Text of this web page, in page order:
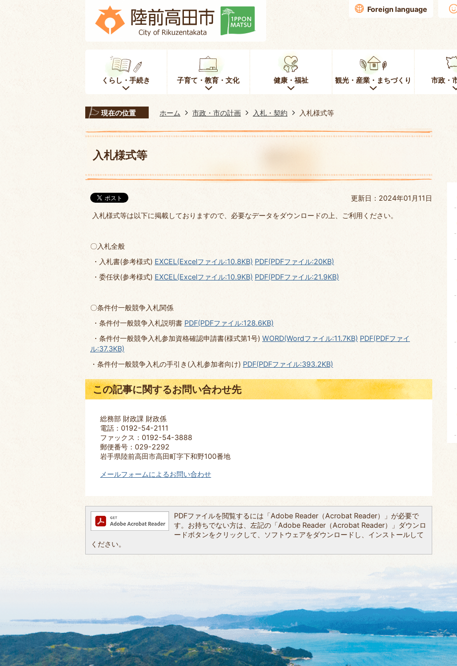
Foreign language
くらし・手続き 子育て・教育・文化 健康・福祉 観光・産業・まちづくり 市政・
現在の位置 ホーム 市政・市の計画 入札・契約 入札様式等
入札様式等
更新日：2024年01月11日
入札様式等は以下に掲載しておりますので、必要なデータをダウンロードの上、ご利用ください。
〇入札全般
・入札書(参考様式) EXCEL(Excelファイル:10.8KB) PDF(PDFファイル:20KB)
・委任状(参考様式) EXCEL(Excelファイル:10.9KB) PDF(PDFファイル:21.9KB)
〇条件付一般競争入札関係
・条件付一般競争入札説明書 PDF(PDFファイル:128.6KB)
・条件付一般競争入札参加資格確認申請書(様式第1号) WORD(Wordファイル:11.7KB) PDF(PDFファイ
ル:37.3KB)
・条件付一般競争入札の手引き(入札参加者向け) PDF(PDFファイル:393.2KB)
この記事に関するお問い合わせ先
総務部 財政課 財政係
電話：0192-54-2111
ファックス：0192-54-3888
郵便番号：029-2292
岩手県陸前高田市高田町字下和野100番地
メールフォームによるお問い合わせ
PDFファイルを閲覧するには「Adobe Reader（Acrobat Reader）」が必要で
す。お持ちでない方は、左記の「Adobe Reader（Acrobat Reader）」ダウンロ
ードボタンをクリックして、ソフトウェアをダウンロードし、インストールして
ください。